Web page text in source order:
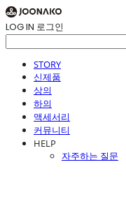
LOG IN 로그인
STORY
신제품
상의
하의
액세서리
커뮤니티
HELP
자주하는 질문